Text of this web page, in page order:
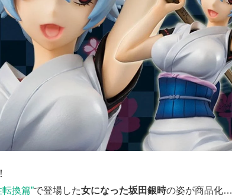
転換篇”で登場した女になった坂田銀時の姿が商品化…